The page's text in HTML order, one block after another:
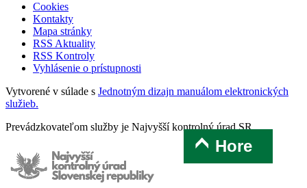
Hore
Cookies
Kontakty
Mapa stránky
RSS Aktuality
RSS Kontroly
Vyhlásenie o prístupnosti
Vytvorené v súlade s Jednotným dizajn manuálom elektronických
služieb.
Prevádzkovateľom služby je Najvyšší kontrolný úrad SR.